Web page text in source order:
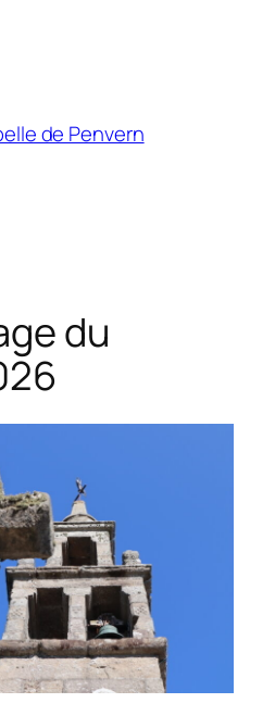
de Penvern
du